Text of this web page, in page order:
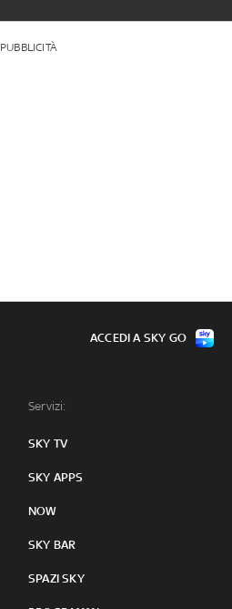
PUBBLICITÀ
Servizi:
SKY TV
SKY APPS
NOW
SKY BAR
SPAZI SKY
ACCEDI A SKY GO